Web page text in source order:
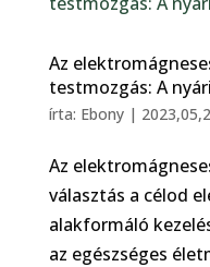
Az
testmozgás: A
írta: Ebony|
Az
választás a célod
alakformáló
az egészséges